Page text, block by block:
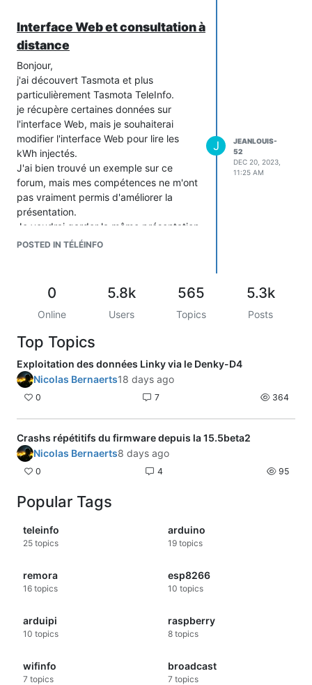
Interface Web et consultation à
distance
Bonjour,
j'ai découvert Tasmota et plus
particulièrement Tasmota TeleInfo.
je récupère certaines données sur
l'interface Web, mais je souhaiterai
modifier l'interface Web pour lire les
kWh injectés.
J'ai bien trouvé un exemple sur ce
forum, mais mes compétences ne m'ont
pas vraiment permis d'améliorer la
présentation.
Je voudrai garder la même présentation
en ajoutant la valeur EAIT et supprimer
pourraient me servir de base de travail ?
J'ai également attribué un port à
l'adresse IP de l'esp32, mais je n'arrive
IP publique.
Est-ce possible et faut-il modifier le
paramètrage de tasmota ?
je vous remercie
Jean-Louis
POSTED IN TÉLÉINFO
J
JEANLOUIS-
52
DEC 20, 2023,
11:25 AM
0
Online
5.8k
Users
565
Topics
5.3k
Posts
Top Topics
Exploitation des données Linky via le Denky-D4
Nicolas Bernaerts18 days ago
0 7 364
Crashs répétitifs du firmware depuis la 15.5beta2
Nicolas Bernaerts8 days ago
0 4 95
Popular Tags
teleinfo
25 topics
arduino
19 topics
remora
16 topics
esp8266
10 topics
arduipi
10 topics
raspberry
8 topics
wifinfo
7 topics
broadcast
7 topics